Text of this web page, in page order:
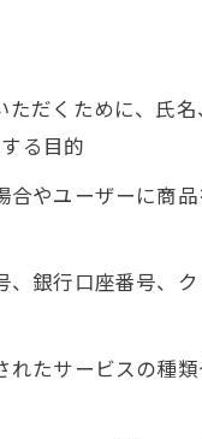
だくために、氏
る目的
やユーザーに商
銀行口座番号、
たサービスの種